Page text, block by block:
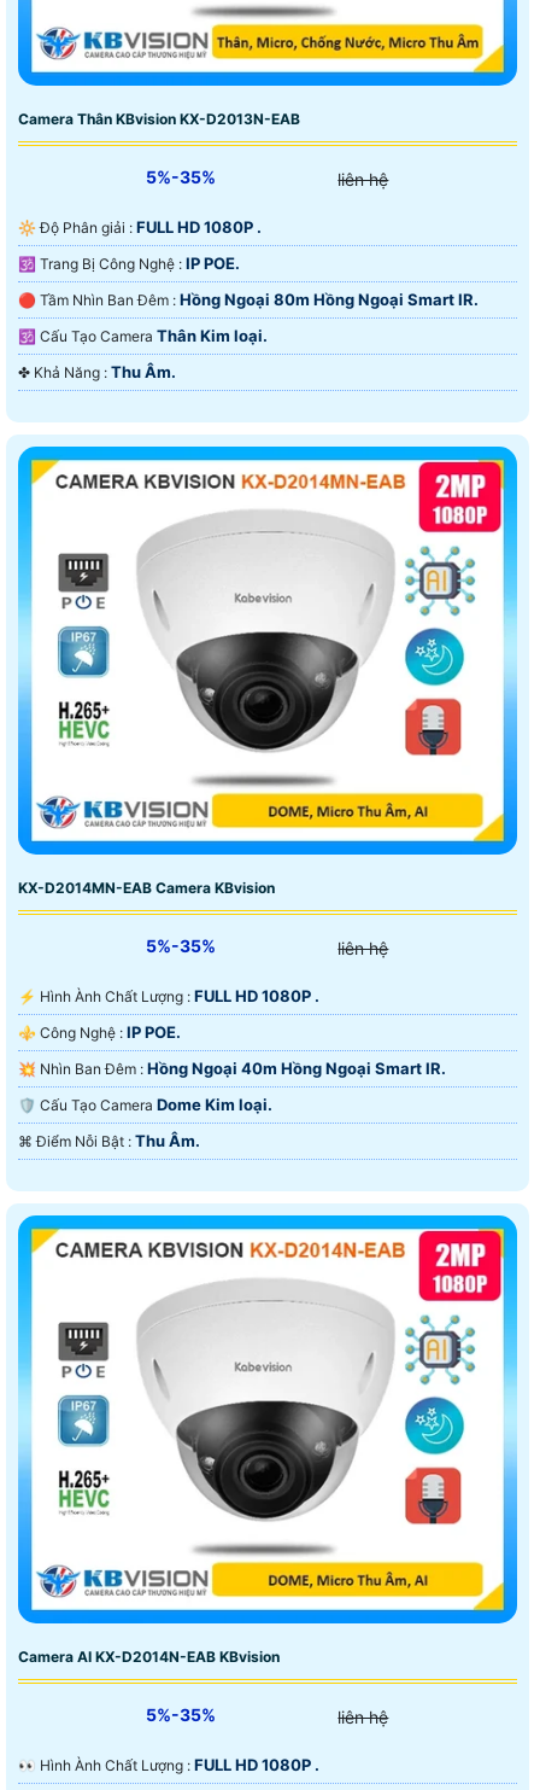
Camera Thân KBvision KX-D2013N-EAB
5%-35% liên hệ
🔆 Độ Phân giải : FULL HD 1080P .
🕉️ Trang Bị Công Nghệ : IP POE.
🔴 Tầm Nhìn Ban Đêm : Hồng Ngoại 80m Hồng Ngoại Smart IR.
🕉️ Cấu Tạo Camera Thân Kim loại.
️✤ Khả Năng : Thu Âm.
KX-D2014MN-EAB Camera KBvision
5%-35% liên hệ
️⚡ Hình Ành Chất Lượng : FULL HD 1080P .
⚜️ Công Nghệ : IP POE.
💥 Nhìn Ban Đêm : Hồng Ngoại 40m Hồng Ngoại Smart IR.
🛡 Cấu Tạo Camera Dome Kim loại.
️⌘ Điểm Nỗi Bật : Thu Âm.
Camera AI KX-D2014N-EAB KBvision
5%-35% liên hệ
️👀 Hình Ành Chất Lượng : FULL HD 1080P .